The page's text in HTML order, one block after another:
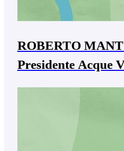
ROBERTO
Presidente Acque